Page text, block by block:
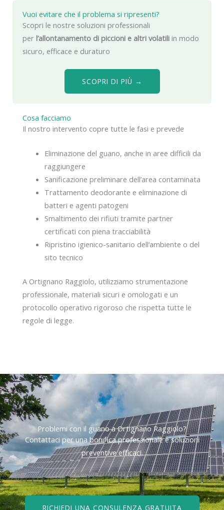
Cosa facciamo
Il nostro intervento copre tutte le fasi e prevede
Eliminazione del guano, anche in aree difficili da
raggiungere
Sanificazione preliminare dell’area contaminata
Trattamento deodorante e eliminazione di
batteri e agenti patogeni
Smaltimento dei rifiuti tramite partner
certificati con piena tracciabilità
Ripristino igienico-sanitario dell’ambiente o del
sito tecnico
A Ortignano Raggiolo, utilizziamo strumentazione
professionale, materiali sicuri e omologati e un
protocollo operativo rigoroso che rispetta tutte le
regole di legge.
Vuoi evitare che il problema si ripresenti?
Scopri le nostre soluzioni professionali
per l’allontanamento di piccioni e altri volatili in modo
sicuro, efficace e duraturo
SCOPRI DI PIÙ →
Problemi con il guano a Ortignano Raggiolo?​
Contattaci per una bonifica professionale e soluzioni
preventive efficaci.​
RICHIEDI UNA CONSULENZA GRATUITA